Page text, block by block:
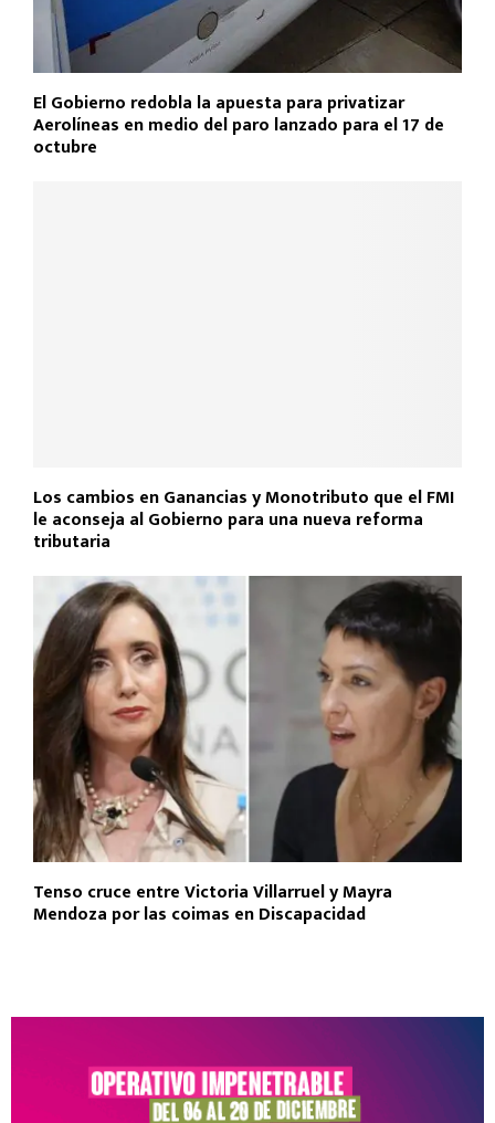
El Gobierno redobla la apuesta para privatizar
Aerolíneas en medio del paro lanzado para el 17 de
octubre
Los cambios en Ganancias y Monotributo que el FMI
le aconseja al Gobierno para una nueva reforma
tributaria
Tenso cruce entre Victoria Villarruel y Mayra
Mendoza por las coimas en Discapacidad